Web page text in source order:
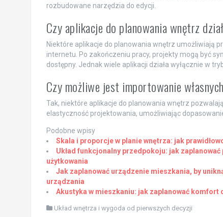
rozbudowane narzędzia do edycji.
Czy aplikacje do planowania wnętrz
Niektóre aplikacje do planowania wnętrz umożliwiają
internetu. Po zakończeniu pracy, projekty mogą być
dostępny. Jednak wiele aplikacji działa wyłącznie w
Czy możliwe jest importowanie
Tak, niektóre aplikacje do planowania wnętrz
elastyczność projektowania, umożliwiając
Podobne wpisy
Skala i proporcje w planie wnętrza: jak
Układ funkcjonalny przedpokoju: jak
użytkowania
Jak zaplanować urządzenie mieszkania, by
urządzania
Akustyka w mieszkaniu: jak zaplanować komfort
Układ wnętrza i wygoda od pierwszych decyzji